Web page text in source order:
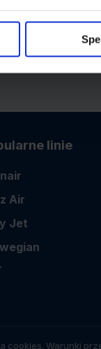
linie
Air
Jet
cookies. Warunki